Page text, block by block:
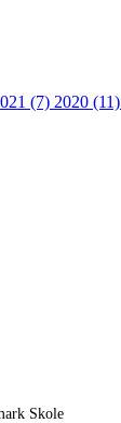
(7) 2020 (11)
Skole